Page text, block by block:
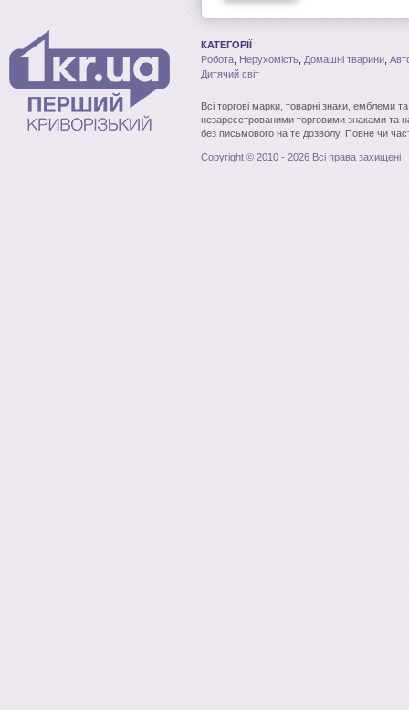
КАТЕГОРІЇ
Робота Нерухомість Домашні тварини
Дитячий світ
Всі торгові марки, товарні знаки, емблеми
незареєстрованими торговими знаками та
без письмового на те дозволу. Повне чи
Copyright © 2010 - 2026 Всі права захищені